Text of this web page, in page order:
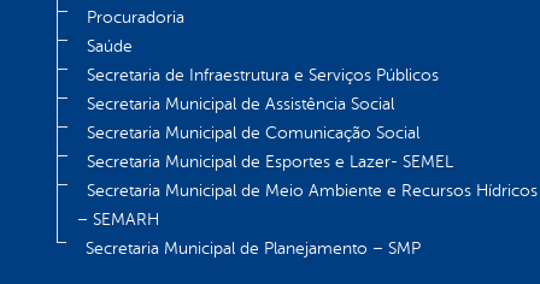
Procuradoria
Saúde
Secretaria de Infraestrutura e Serviços Públicos
Secretaria Municipal de Assistência Social
Secretaria Municipal de Comunicação Social
Secretaria Municipal de Esportes e Lazer- SEMEL
Secretaria Municipal de Meio Ambiente e Recursos Hídricos
– SEMARH
Secretaria Municipal de Planejamento – SMP